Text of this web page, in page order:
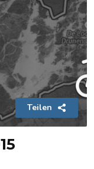
Teilen